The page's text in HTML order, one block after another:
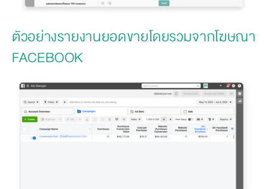
ตัวอย่างรายงานยอดขายโดยรวมจากโฆษณา
FACEBOOK